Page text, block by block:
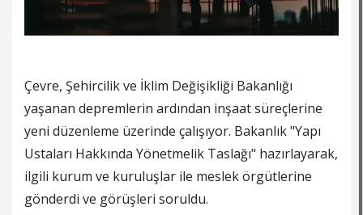
Çevre, Şehircilik ve İklim Değişikliği Bakanlığı
yaşanan depremlerin ardından inşaat süreçlerine
yeni düzenleme üzerinde çalışıyor. Bakanlık "Yapı
Ustaları Hakkında Yönetmelik Taslağı" hazırlayarak,
ilgili kurum ve kuruluşlar ile meslek örgütlerine
gönderdi ve görüşleri soruldu.